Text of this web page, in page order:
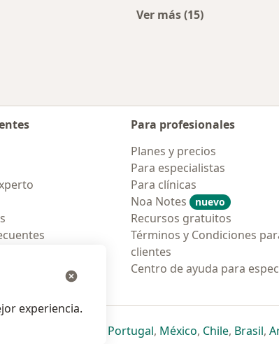
Ver más (15)
Para profesionales
Planes y precios
Para especialistas
Para clínicas
Noa Notes
nuevo
Recursos gratuitos
Términos y Condiciones
clientes
Centro de ayuda para
en una nueva pestaña
abre en una nueva pestaña
se abre en una nueva pestaña
se abre en una nueva pestaña
Portugalse abre en una nueva
, Méxicose abre en una
, Chilese abre
, Brasilse
,
experiencia.